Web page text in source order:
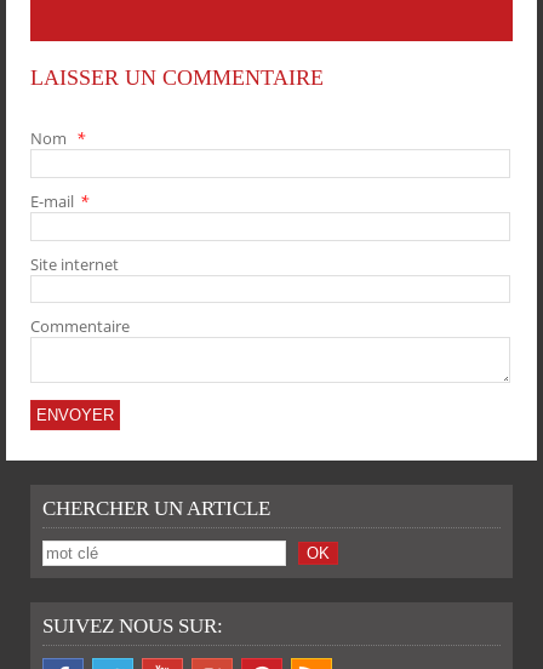
LAISSER UN COMMENTAIRE
Nom *
E-mail *
Site internet
Commentaire
CHERCHER UN ARTICLE
SUIVEZ NOUS SUR: